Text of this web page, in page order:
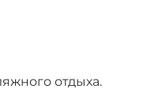
отдыха.